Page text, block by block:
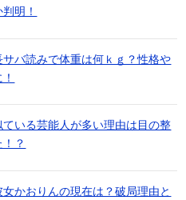
明！
バ読みで体重は何ｋｇ？性格や
ている芸能人が多い理由は目の整
？
かおりんの現在は？破局理由と